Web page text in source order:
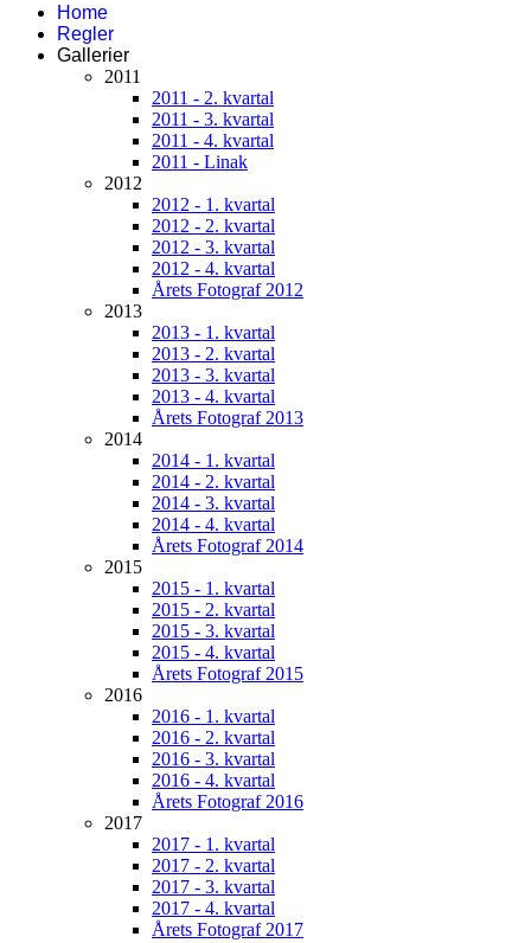
Home
Regler
Gallerier
2011
2011 - 2. kvartal
2011 - 3. kvartal
2011 - 4. kvartal
2011 - Linak
2012
2012 - 1. kvartal
2012 - 2. kvartal
2012 - 3. kvartal
2012 - 4. kvartal
Årets Fotograf 2012
2013
2013 - 1. kvartal
2013 - 2. kvartal
2013 - 3. kvartal
2013 - 4. kvartal
Årets Fotograf 2013
2014
2014 - 1. kvartal
2014 - 2. kvartal
2014 - 3. kvartal
2014 - 4. kvartal
Årets Fotograf 2014
2015
2015 - 1. kvartal
2015 - 2. kvartal
2015 - 3. kvartal
2015 - 4. kvartal
Årets Fotograf 2015
2016
2016 - 1. kvartal
2016 - 2. kvartal
2016 - 3. kvartal
2016 - 4. kvartal
Årets Fotograf 2016
2017
2017 - 1. kvartal
2017 - 2. kvartal
2017 - 3. kvartal
2017 - 4. kvartal
Årets Fotograf 2017